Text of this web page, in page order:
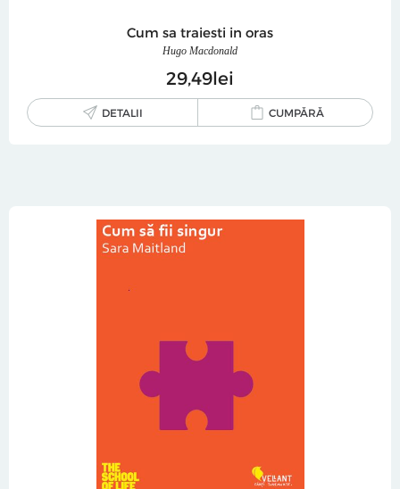
Cum sa traiesti in oras
Hugo Macdonald
2949lei
DETALII CUMPĂRĂ